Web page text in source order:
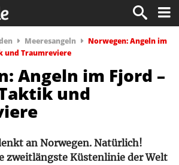
Meeresangeln
Norwegen: Angeln im
und Traumreviere
Angeln im Fjord –
und
an Norwegen. Natürlich!
zweitlängste Küstenlinie der Welt